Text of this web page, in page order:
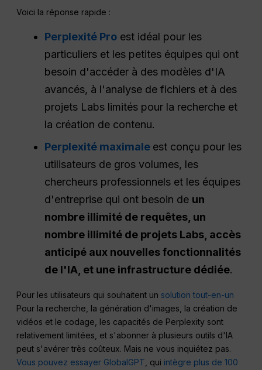
Voici la réponse rapide :
Perplexité Pro est idéal pour les
particuliers et les petites équipes qui ont
besoin d'accéder à des modèles d'IA
avancés, à l'analyse de fichiers et à des
projets Labs limités pour la recherche et
la création de contenu.
Perplexité maximale est conçu pour les
utilisateurs de gros volumes, les
chercheurs professionnels et les équipes
d'entreprise qui ont besoin de un
nombre illimité de requêtes, un
nombre illimité de projets Labs, accès
anticipé aux nouvelles fonctionnalités
de l'IA, et une infrastructure dédiée.
Pour les utilisateurs qui souhaitent un solution tout-en-un
Pour la recherche, la génération d'images, la création de
vidéos et le codage, les capacités de Perplexity sont
relativement limitées, et s'abonner à plusieurs outils d'IA
peut s'avérer très coûteux. Mais ne vous inquiétez pas.
Vous pouvez essayer GlobalGPT , qui intègre plus de 100